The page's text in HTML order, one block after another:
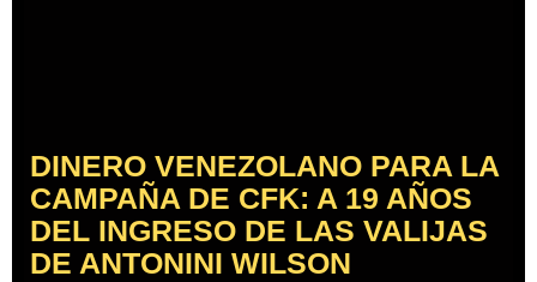
DINERO VENEZOLANO PARA LA
CAMPAÑA DE CFK: A 19 AÑOS
DEL INGRESO DE LAS VALIJAS
DE ANTONINI WILSON